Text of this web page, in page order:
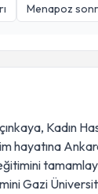
Menapoz
Kadın
hayatına
Gazi